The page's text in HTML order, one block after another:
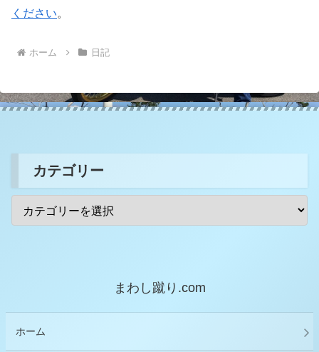
ください。
ホーム 日記
カテゴリー
まわし蹴り.com
ホーム